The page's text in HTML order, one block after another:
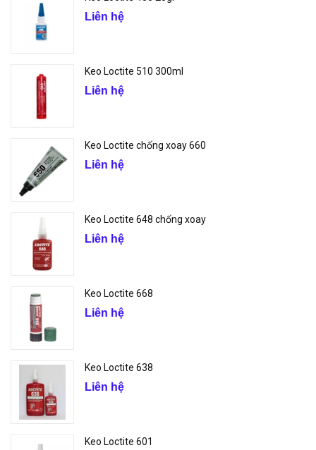
Liên hệ
Keo Loctite 510 300ml
Liên hệ
Keo Loctite chống xoay 660
Liên hệ
Keo Loctite 648 chống xoay
Liên hệ
Keo Loctite 668
Liên hệ
Keo Loctite 638
Liên hệ
Keo Loctite 601